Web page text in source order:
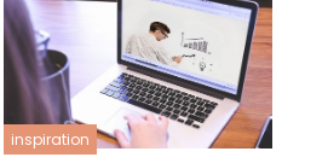
inspiration